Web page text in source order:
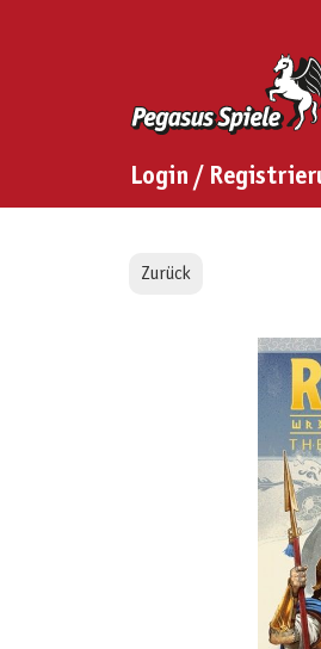
Login /
Zurück
Bildergalerie